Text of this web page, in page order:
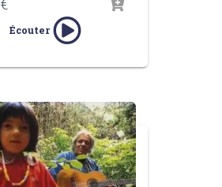
€
Écouter